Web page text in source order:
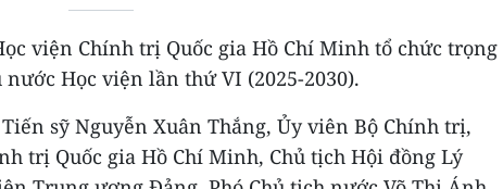
viện Chính trị Quốc gia Hồ Chí Minh tổ chức trọng
Học viện lần thứ VI (2025-2030).
sỹ Nguyễn Xuân Thắng, Ủy viên Bộ Chính trị,
trị Quốc gia Hồ Chí Minh, Chủ tịch Hội đồng Lý